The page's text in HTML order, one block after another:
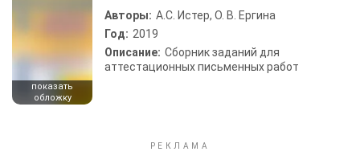
показать
обложку
Авторы: А.С. Истер, О. В. Ергина
Год: 2019
Описание: Сборник заданий для
аттестационных письменных работ